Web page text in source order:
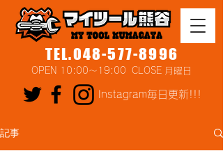
TEL.048-577-8996
OPEN 10:00～19:00 CLOSE 月曜日
Instagram毎日更新!!!
記事